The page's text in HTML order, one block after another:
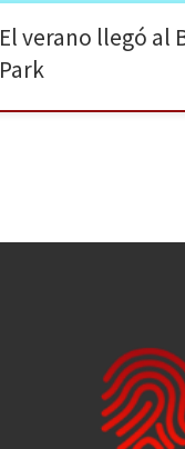
El verano llegó al
Park